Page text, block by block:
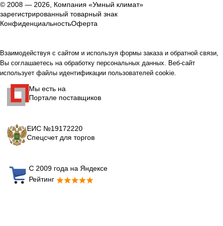
© 2008 — 2026, Компания «Умный климат»
зарегистрированный товарный знак
КонфиденциальностьОферта
Взаимодействуя с сайтом и используя формы заказа и обратной связи,
Вы соглашаетесь на обработку персональных данных. Веб-сайт
использует файлы идентификации пользователей cookie.
Мы есть на
Портале поставщиков
ЕИС №19172220
Спецсчет для торгов
С 2009 года на Яндексе
Рейтинг